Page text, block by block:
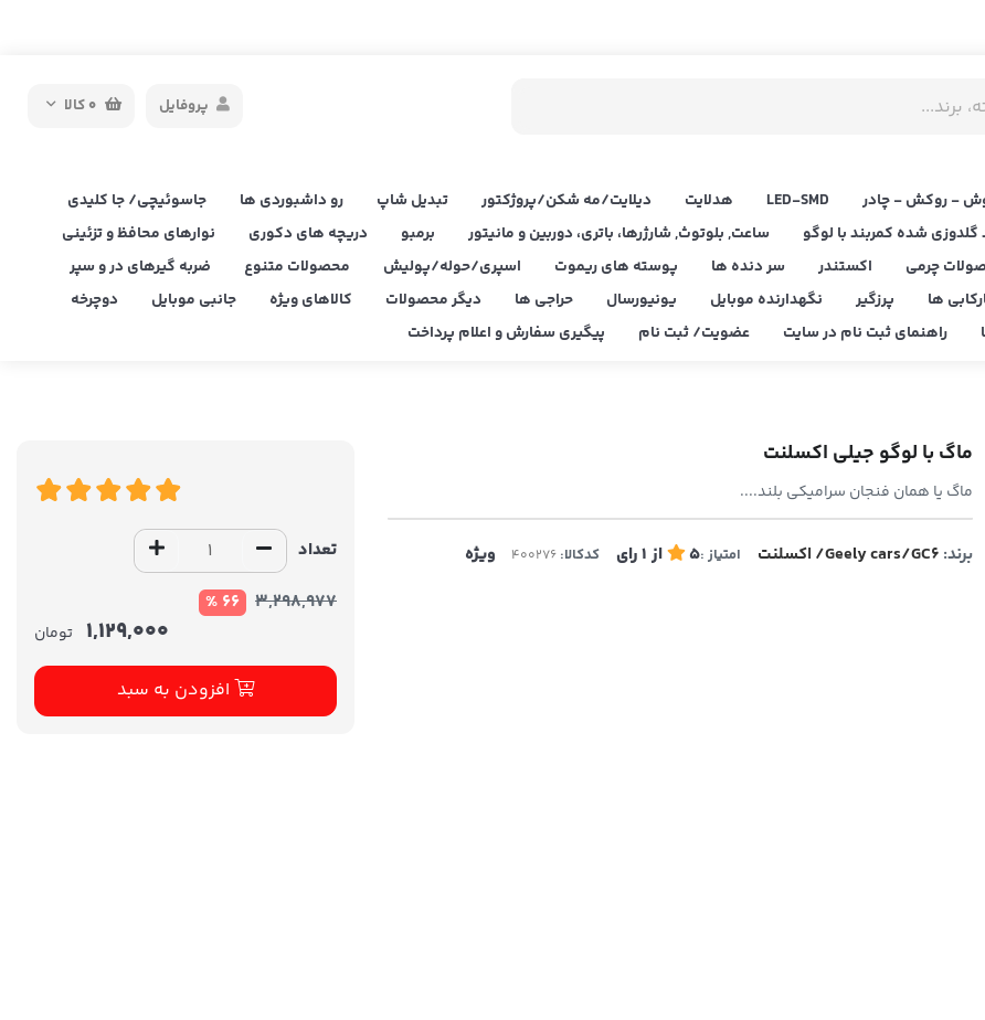
0کالا پروفایل
- روکش - چادر LED‌-SMD هدلایت دیلایت/مه شکن/پروژکتور تبدیل شاپ رو داشبوردی ها
جاسوئیچی/ جا کلیدی
گلدوزی شده کمربند با لوگو ساعت, بلوتوث, شارژرها، باتری، دوربین و مانیتور برمبو دریچه های دکوری
نوارهای محافظ و تزئینی
چرمی اکستندر سر دنده ها پوسته های ریموت اسپری/حوله/پولیش محصولات متنوع
ضربه گیرهای در و سپر
ها پرزگیر نگهدارنده موبایل یونیورسال حراجی ها دیگر محصولات کالاهای ویژه جانبی موبایل
دوچرخه
راهنمای ثبت نام در سایت عضویت/ ثبت نام پیگیری سفارش و اعلام پرداخت
ماگ با لوگو جیلی اکسلنت
ماگ یا همان فنجان سرامیکی بلند....
برند: Geely cars/GC6/ اکسلنت امتیاز :5 از 1رای کدکالا: ویژه تعداد
3,298,977
66 %
1,129,000 تومان
افزودن به سبد